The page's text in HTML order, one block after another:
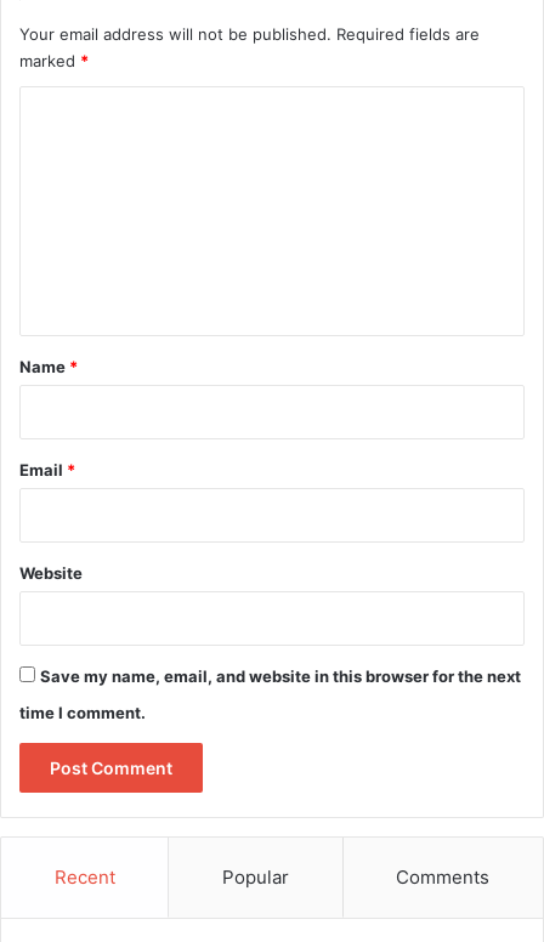
Your email address will not be published. Required fields are
marked *
*
Name *
Email *
Website
Save my name, email, and website in this browser for the next
time I comment.
Recent Popular Comments